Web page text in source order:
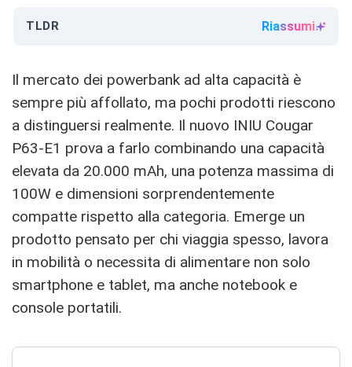
TLDR Riassumi
Il mercato dei powerbank ad alta capacità è
sempre più affollato, ma pochi prodotti riescono
a distinguersi realmente. Il nuovo INIU Cougar
P63-E1 prova a farlo combinando una capacità
elevata da 20.000 mAh, una potenza massima di
100W e dimensioni sorprendentemente
compatte rispetto alla categoria. Emerge un
prodotto pensato per chi viaggia spesso, lavora
in mobilità o necessita di alimentare non solo
smartphone e tablet, ma anche notebook e
console portatili.